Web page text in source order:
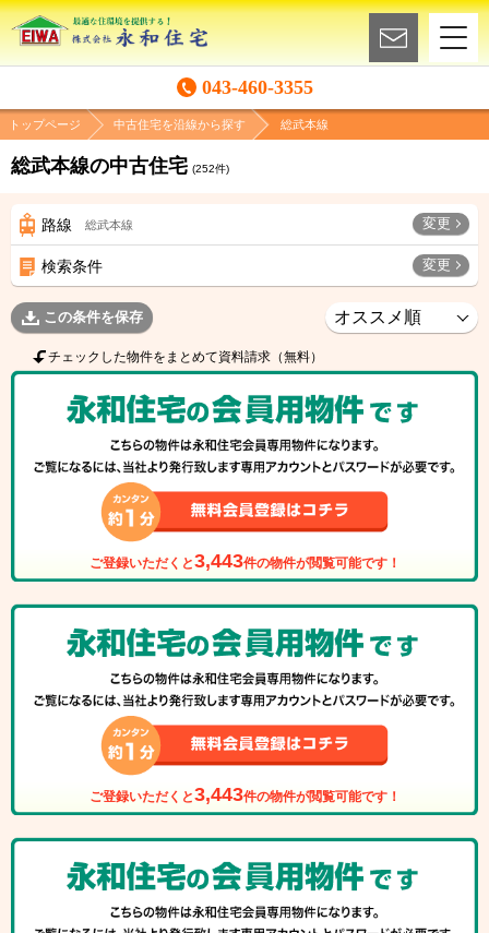
043-460-3355
トップページ 中古住宅を沿線から探す 総武本線
総武本線の中古住宅 (252件)
路線 総武本線 変更
検索条件 変更
この条件を保存
チェックした物件をまとめて資料請求（無料）
ご登録いただくと3,443件の物件が閲覧可能です！
ご登録いただくと3,443件の物件が閲覧可能です！